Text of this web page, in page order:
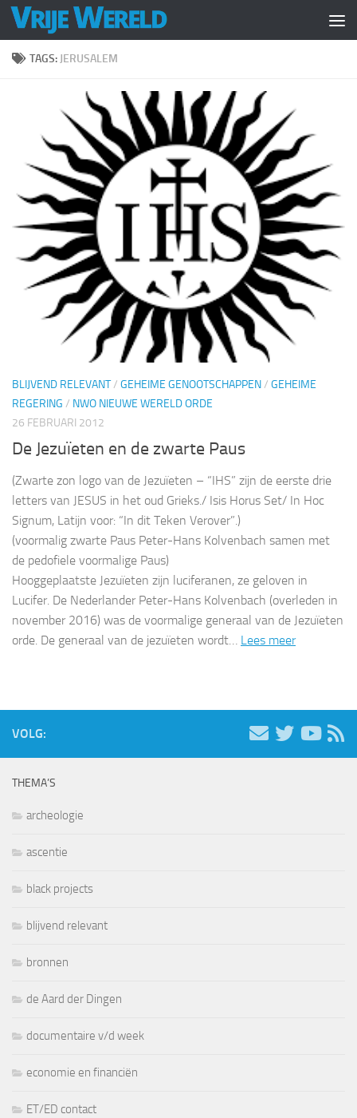
Doorgaan naar inhoud
TAGS: JERUSALEM
BLIJVEND RELEVANT/ GEHEIME GENOOTSCHAPPEN/ GEHEIME
REGERING / NWO NIEUWE WERELD ORDE
26 FEBRUARI 2012
De Jezuïeten en de zwarte Paus
(Zwarte zon logo van de Jezuïeten – “IHS” zijn de eerste drie
letters van JESUS in het oud Grieks./ Isis Horus Set/ In Hoc
Signum, Latijn voor: “In dit Teken Verover”.)
(voormalig zwarte Paus Peter-Hans Kolvenbach samen met
de pedofiele voormalige Paus)
Hooggeplaatste Jezuïeten zijn luciferanen, ze geloven in
Lucifer. De Nederlander Peter-Hans Kolvenbach (overleden in
november 2016) was de voormalige generaal van de Jezuïeten
orde. De generaal van de jezuïeten wordt… Lees meer
VOLG:
THEMA’S
archeologie
ascentie
black projects
blijvend relevant
bronnen
de Aard der Dingen
documentaire v/d week
economie en financiën
ET/ED contact